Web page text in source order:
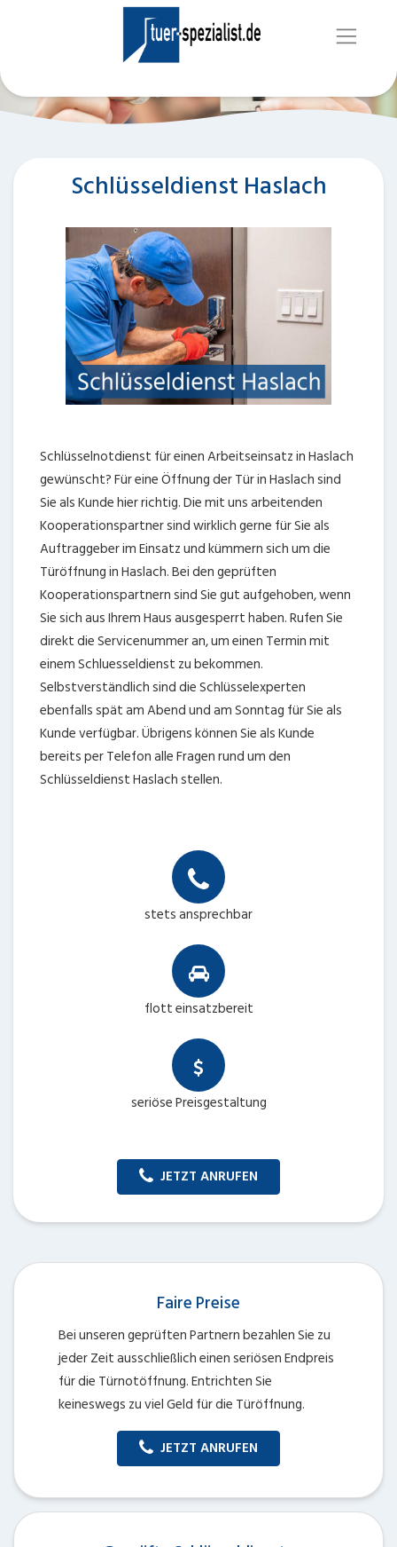
Schlüsseldienst Haslach
Schlüsselnotdienst für einen Arbeitseinsatz in Haslach
gewünscht? Für eine Öffnung der Tür in Haslach sind
Sie als Kunde hier richtig. Die mit uns arbeitenden
Kooperationspartner sind wirklich gerne für Sie als
Auftraggeber im Einsatz und kümmern sich um die
Türöffnung in Haslach. Bei den geprüften
Kooperationspartnern sind Sie gut aufgehoben, wenn
Sie sich aus Ihrem Haus ausgesperrt haben. Rufen Sie
direkt die Servicenummer an, um einen Termin mit
einem Schluesseldienst zu bekommen.
Selbstverständlich sind die Schlüsselexperten
ebenfalls spät am Abend und am Sonntag für Sie als
Kunde verfügbar. Übrigens können Sie als Kunde
bereits per Telefon alle Fragen rund um den
Schlüsseldienst Haslach stellen.
stets ansprechbar
flott einsatzbereit
seriöse Preisgestaltung
JETZT ANRUFEN
Faire Preise
Bei unseren geprüften Partnern bezahlen Sie zu
jeder Zeit ausschließlich einen seriösen Endpreis
für die Türnotöffnung. Entrichten Sie
keineswegs zu viel Geld für die Türöffnung.
JETZT ANRUFEN